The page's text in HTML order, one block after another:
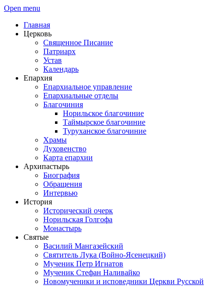
Open menu
Главная
Церковь
Священное Писание
Патриарх
Устав
Календарь
Епархия
Епархиальное управление
Епархиальные отделы
Благочиния
Норильское благочиние
Таймырское благочиние
Туруханское благочиние
Храмы
Духовенство
Карта епархии
Архипастырь
Биография
Обращения
Интервью
История
Исторический очерк
Норильская Голгофа
Монастырь
Святые
Василий Мангазейский
Святитель Лука (Войно-Ясенецкий)
Мученик Петр Игнатов
Мученик Стефан Наливайко
Новомученики и исповедники Церкви Русской